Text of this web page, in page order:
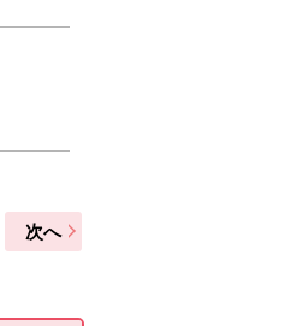
次へ